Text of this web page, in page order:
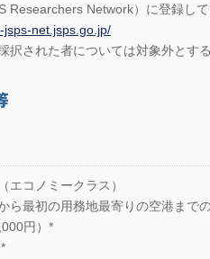
Researchers Network）に登録し
net.jsps.go.jp/
択された者については対象外とする
コノミークラス）
ら最初の用務地最寄りの空港まで
円）*